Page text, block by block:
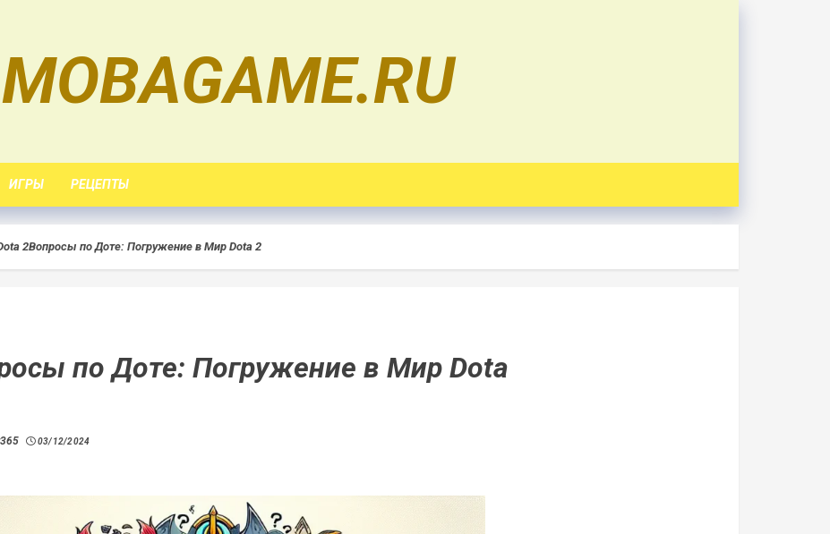
MOBAGAME.RU
ИГРЫ РЕЦЕПТЫ
2Вопросы по Доте: Погружение в Мир Dota 2
по Доте: Погружение в Мир Dota
03/12/2024